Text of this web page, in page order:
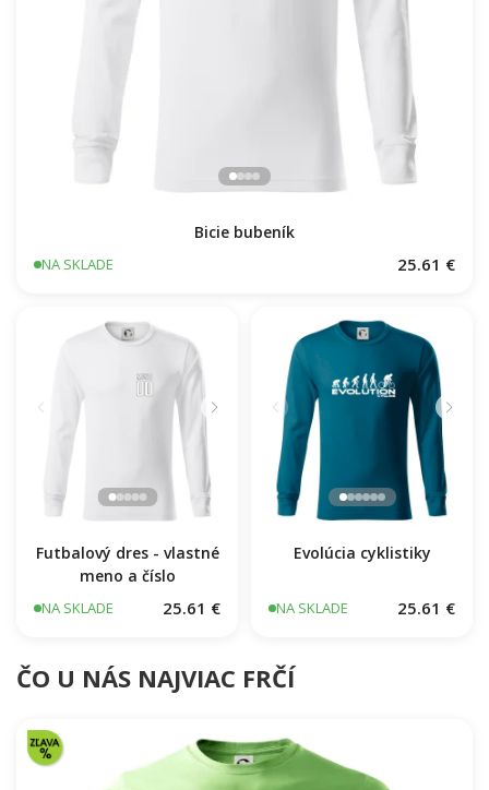
Bicie bubeník
NA SKLADE 25.61 €
Futbalový dres - vlastné
meno a číslo
NA SKLADE 25.61 €
Evolúcia cyklistiky
NA SKLADE 25.61 €
ČO U NÁS NAJVIAC FRČÍ